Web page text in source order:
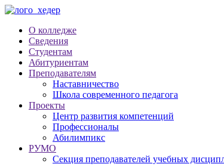
О колледже
Сведения
Студентам
Абитуриентам
Преподавателям
Наставничество
Школа современного педагога
Проекты
Центр развития компетенций
Профессионалы
Абилимпикс
РУМО
Секция преподавателей учебных